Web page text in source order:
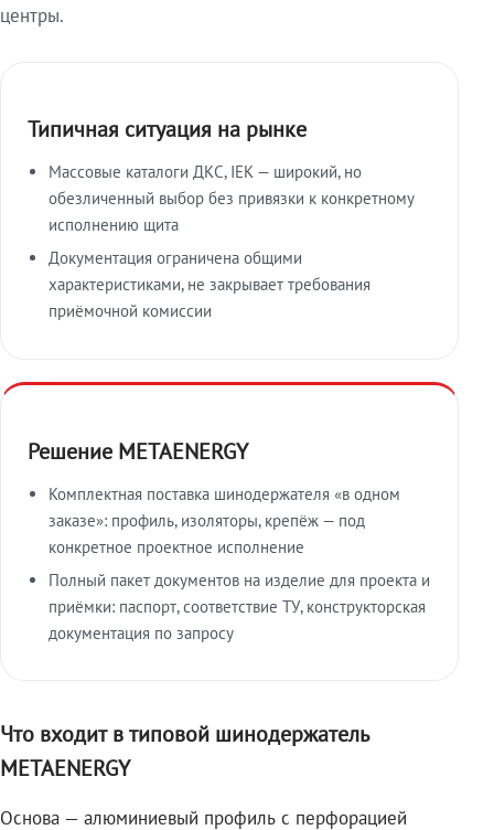
центры.
Типичная ситуация на рынке
Массовые каталоги ДКС, IEK — широкий, но
обезличенный выбор без привязки к конкретному
исполнению щита
Документация ограничена общими
характеристиками, не закрывает требования
приёмочной комиссии
Решение METAENERGY
Комплектная поставка шинодержателя «в одном
заказе»: профиль, изоляторы, крепёж — под
конкретное проектное исполнение
Полный пакет документов на изделие для проекта и
приёмки: паспорт, соответствие ТУ, конструкторская
документация по запросу
Что входит в типовой шинодержатель
METAENERGY
Основа — алюминиевый профиль с перфорацией